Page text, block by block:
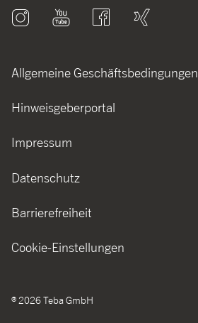
Allgemeine Geschäftsbedingungen
Hinweisgeberportal
Impressum
Datenschutz
Barrierefreiheit
Cookie-Einstellungen
® 2026Teba GmbH